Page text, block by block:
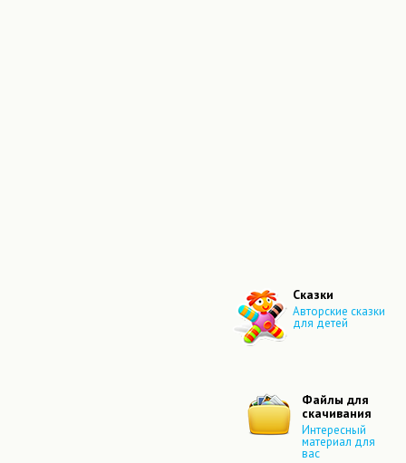
Сказки
Авторские сказки
для детей
Файлы для
скачивания
Интересный
материал для
вас